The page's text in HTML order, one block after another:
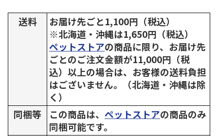
送料
お届け先ごと1,100円（税込）
※北海道・沖縄は1,650円（税込）
ペットストアの商品に限り、お届け先
ごとのご注文金額が11,000円（税
込）以上の場合は、お客様の送料負担
はございません。（北海道・沖縄は除
く）
同梱等
この商品は、 ペットストアの商品のみ
同梱可能です。